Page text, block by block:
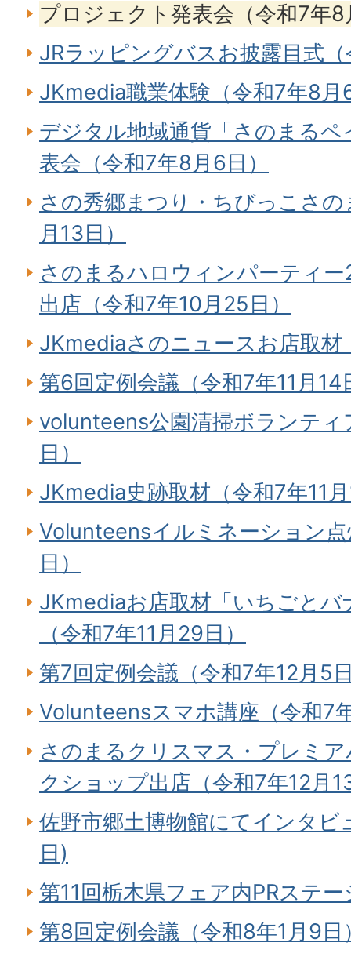
プロジェクト発表会（令和7年
JRラッピングバスお披露目式
JKmedia職業体験（令和7年8月
デジタル地域通貨「さのまる
表会（令和7年8月6日）
さの秀郷まつり・ちびっこさ
月13日）
さのまるハロウィンパーティ
出店（令和7年10月25日）
JKmediaさのニュースお店取材
第6回定例会議（令和7年11月14
volunteens公園清掃ボランティ
日）
JKmedia史跡取材（令和7年11
Volunteensイルミネーション
日）
JKmediaお店取材「いちごと
（令和7年11月29日）
第7回定例会議（令和7年12月5
Volunteensスマホ講座（令和7
さのまるクリスマス・プレミ
クショップ出店（令和7年12月
佐野市郷土博物館にてインタビ
日)
第11回栃木県フェア内PRステ
第8回定例会議（令和8年1月9日